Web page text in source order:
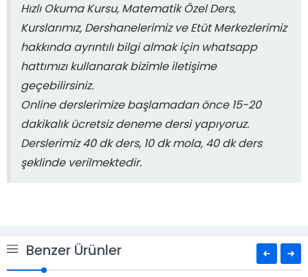
Hızlı Okuma Kursu, Matematik Özel Ders,
Kurslarımız, Dershanelerimiz ve Etüt Merkezlerimiz
hakkında ayrıntılı bilgi almak için whatsapp
hattımızı kullanarak bizimle iletişime
geçebilirsiniz.
Online derslerimize başlamadan önce 15-20
dakikalık ücretsiz deneme dersi yapıyoruz.
Derslerimiz 40 dk ders, 10 dk mola, 40 dk ders
şeklinde verilmektedir.
Benzer Ürünler